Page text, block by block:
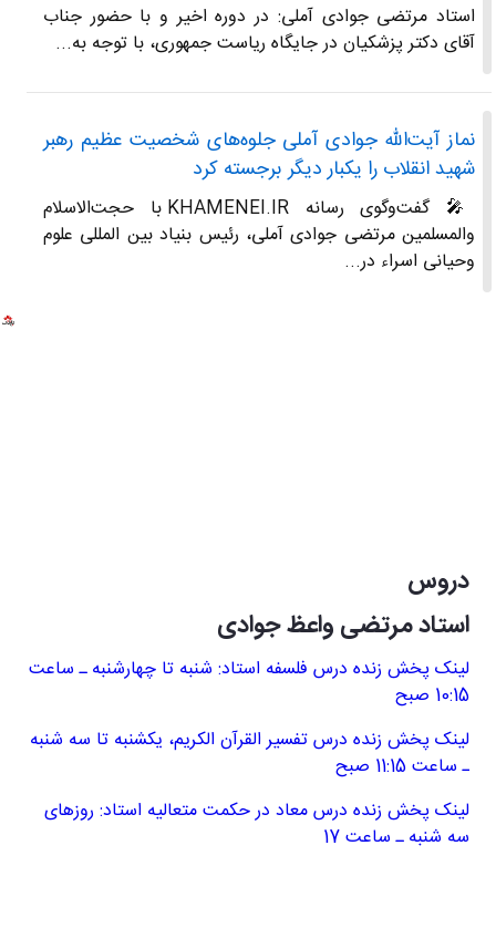
استاد مرتضی جوادی آملی: در دوره اخیر و با حضور جناب
آقای دکتر پزشکیان در جایگاه ریاست جمهوری، با توجه به...
نماز آیت‌الله جوادی آملی جلوه‌های شخصیت عظیم رهبر
شهید انقلاب را یکبار دیگر برجسته کرد
🎤 گفت‌وگوی رسانه KHAMENEI.IR با حجت‌الاسلام
والمسلمین مرتضی جوادی آملی، رئیس بنیاد بین المللی علوم
وحیانی اسراء در...
دروس
استاد مرتضی واعظ جوادی
لینک پخش زنده درس فلسفه استاد: شنبه تا چهارشنبه ـ ساعت
10:15 صبح
لینک پخش زنده درس تفسیر القرآن الکریم، یکشنبه تا سه شنبه
ـ ساعت 11:15 صبح
لینک پخش زنده درس معاد در حکمت متعالیه استاد: روزهای
سه شنبه ـ ساعت 17